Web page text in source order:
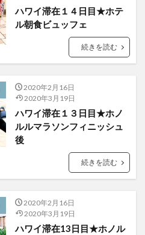
ハワイ滞在１４日目★ホテ
ル朝食ビュッフェ
続きを読む
2020年2月16日
2020年3月19日
ハワイ滞在１３日目★ホノ
ルルマラソンフィニッシュ
後
続きを読む
2020年2月16日
2020年3月19日
ハワイ滞在13日目★ホノル